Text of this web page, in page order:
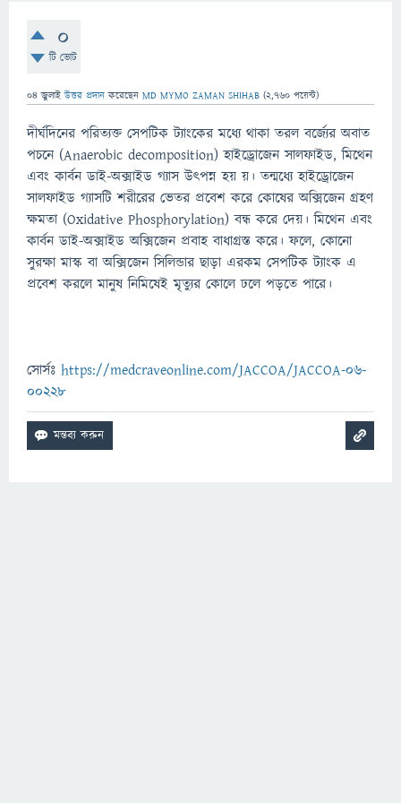
0
টি ভোট
04 জুলাই উত্তর প্রদান করেছেন MD MYMO ZAMAN SHIHAB (2,760 পয়েন্ট)
দীর্ঘদিনের পরিত্যক্ত সেপটিক ট্যাংকের মধ্যে থাকা তরল বর্জ্যের অবাত
পচনে (Anaerobic decomposition) হাইড্রোজেন সালফাইড, মিথেন
এবং কার্বন ডাই-অক্সাইড গ্যাস উৎপন্ন হয় য়। তন্মধ্যে হাইড্রোজেন
সালফাইড গ্যাসটি শরীরের ভেতর প্রবেশ করে কোষের অক্সিজেন গ্রহণ
ক্ষমতা (Oxidative Phosphorylation) বন্ধ করে দেয়। মিথেন এবং
কার্বন ডাই-অক্সাইড অক্সিজেন প্রবাহ বাধাগ্রস্ত করে। ফলে, কোনো
সুরক্ষা মাস্ক বা অক্সিজেন সিলিন্ডার ছাড়া এরকম সেপটিক ট্যাংক এ
প্রবেশ করলে মানুষ নিমিষেই মৃত্যুর কোলে ঢলে পড়তে পারে।
সোর্সঃ https://medcraveonline.com/JACCOA/JACCOA-06-
00228